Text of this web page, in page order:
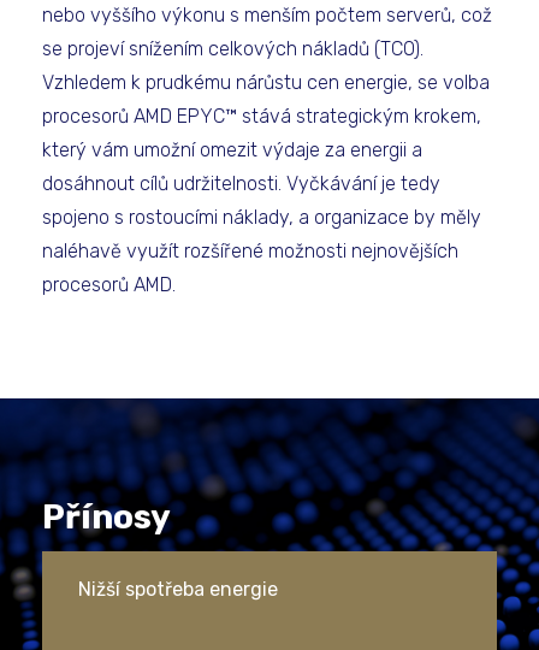
nebo vyššího výkonu s menším počtem serverů, což
se projeví snížením celkových nákladů (TCO).
Vzhledem k prudkému nárůstu cen energie, se volba
procesorů AMD EPYC™ stává strategickým krokem,
který vám umožní omezit výdaje za energii a
dosáhnout cílů udržitelnosti. Vyčkávání je tedy
spojeno s rostoucími náklady, a organizace by měly
naléhavě využít rozšířené možnosti nejnovějších
procesorů AMD.
Přínosy
Nižší spotřeba energie